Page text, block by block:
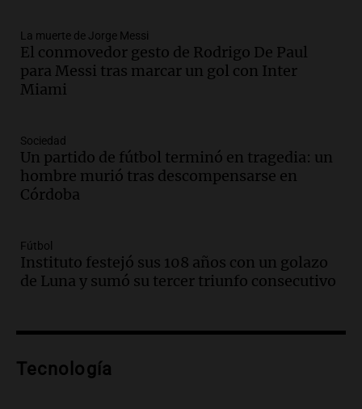
Episodios
Audio.Ley de Propiedad Privada: el revés
en el Congreso expuso una debilidad
comunicacional del Gobierno
Episodios
Audio.Casabindo se prepara para una
celebración única: 30.000 turistas y el
tradicional Toreo de la Vincha
Audio.Borges, abogada de Pourrain:
"Tres hombres se lo llevaron para
hacerle preguntas y nunca regresó"
Episodios
metros del río Suquía y retiraron hasta
La muerte de Jorge Messi
El conmovedor gesto de Rodrigo De Paul
para Messi tras marcar un gol con Inter
Miami
Sociedad
Un partido de fútbol terminó en tragedia: un
hombre murió tras descompensarse en
Córdoba
Fútbol
Instituto festejó sus 108 años con un golazo
de Luna y sumó su tercer triunfo consecutivo
Tecnología